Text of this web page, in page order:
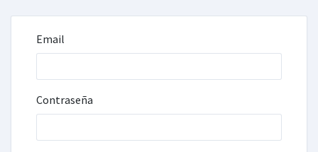
Email
Contraseña